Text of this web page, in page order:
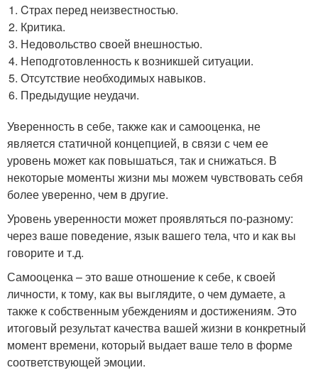
Cтрах перед неизвестностью.
Критика.
Недовольство своей внешностью.
Неподготовленность к возникшей ситуации.
Отсутствие необходимых навыков.
Предыдущие неудачи.
Уверенность в себе, также как и самооценка, не
является статичной концепцией, в связи с чем ее
уровень может как повышаться, так и снижаться. В
некоторые моменты жизни мы можем чувствовать себя
более уверенно, чем в другие.
Уровень уверенности может проявляться по-разному:
через ваше поведение, язык вашего тела, что и как вы
говорите и т.д.
Самооценка – это ваше отношение к себе, к своей
личности, к тому, как вы выглядите, о чем думаете, а
также к собственным убеждениям и достижениям. Это
итоговый результат качества вашей жизни в конкретный
момент времени, который выдает ваше тело в форме
соответствующей эмоции.